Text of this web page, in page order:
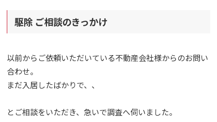
駆除 ご相談のきっかけ
以前からご依頼いただいている不動産会社様からのお問い
合わせ。
まだ入居したばかりで、、
とご相談をいただき、急いで調査へ伺いました。